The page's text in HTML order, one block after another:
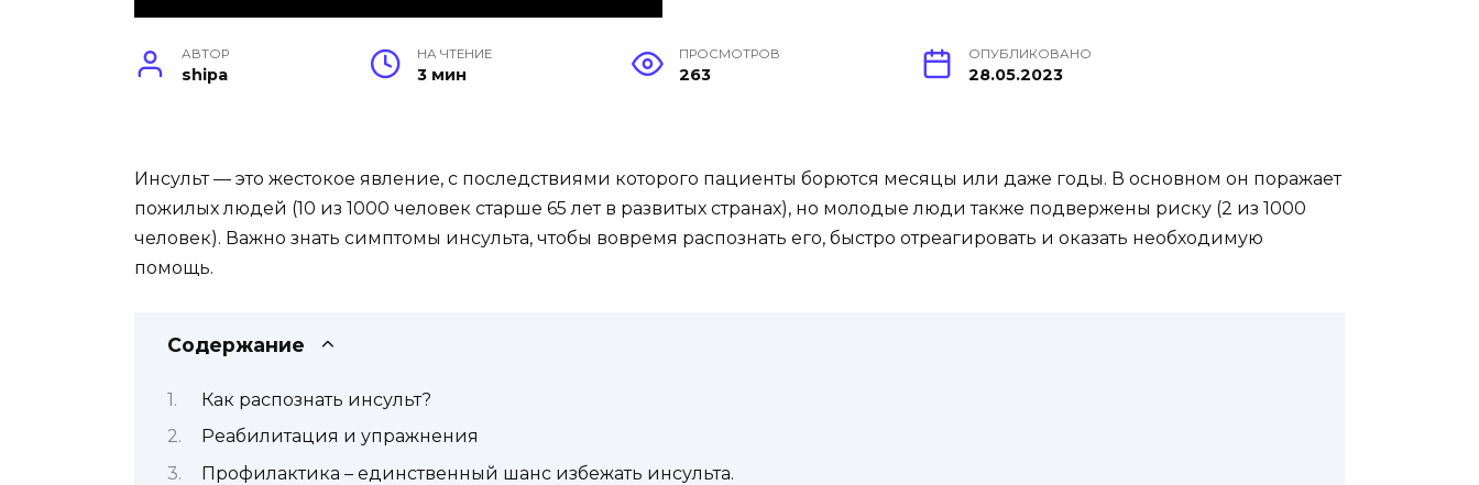
АВТОР
shipa
НА ЧТЕНИЕ
3 мин
ПРОСМОТРОВ
263
ОПУБЛИКОВАНО
28.05.2023
Инсульт — это жестокое явление, с последствиями которого пациенты борются месяцы или даже годы. В основном он поражает
пожилых людей (10 из 1000 человек старше 65 лет в развитых странах), но молодые люди также подвержены риску (2 из 1000
человек). Важно знать симптомы инсульта, чтобы вовремя распознать его, быстро отреагировать и оказать необходимую
помощь.
Содержание
Как распознать инсульт?
Реабилитация и упражнения
Профилактика – единственный шанс избежать инсульта.